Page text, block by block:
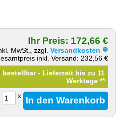
Ihr Preis: 172,66 €
MwSt., zzgl.Versandkosten
inkl. Versand: 232,56 €
bestellbar - Lieferzeit bis zu 11
Werktage**
x